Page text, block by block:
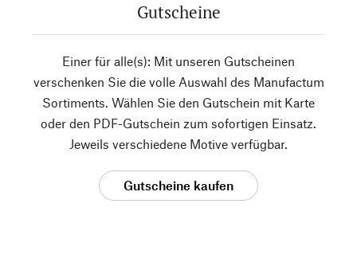
Gutscheine
Einer für alle(s): Mit unseren Gutscheinen
verschenken Sie die volle Auswahl des Manufactum
Sortiments. Wählen Sie den Gutschein mit Karte
oder den PDF-Gutschein zum sofortigen Einsatz.
Jeweils verschiedene Motive verfügbar.
Gutscheine kaufen